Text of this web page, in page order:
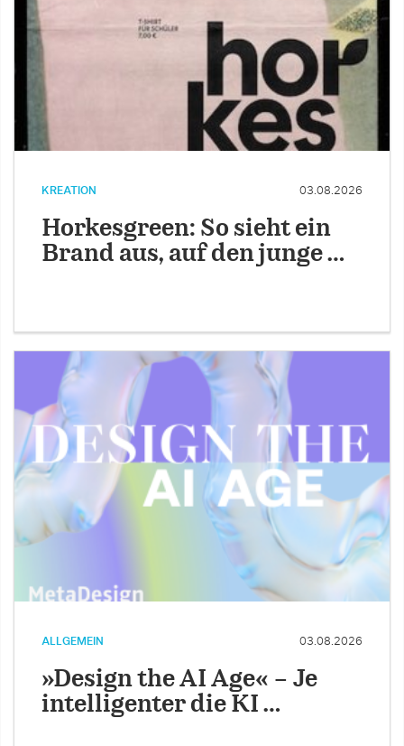
KREATION 03.08.2026
Horkesgreen: So sieht ein
Brand aus, auf den junge …
ALLGEMEIN 03.08.2026
»Design the AI Age« – Je
intelligenter die KI …